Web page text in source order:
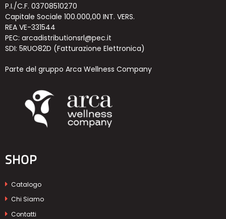
P.I./C.F. 03708510270
Capitale Sociale 100.000,00 INT. VERS.
REA VE-331544
PEC: arcadistributionsrl@pec.it
SDI: 5RUO82D (Fatturazione Elettronica)
Parte del gruppo Arca Wellness Company
SHOP
Catalogo
Chi Siamo
Contatti